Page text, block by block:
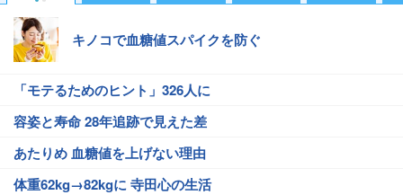
キノコで血糖値スパイクを防ぐ
「モテるためのヒント」326人に
容姿と寿命 28年追跡で見えた差
あたりめ 血糖値を上げない理由
体重62kg→82kgに 寺田心の生活